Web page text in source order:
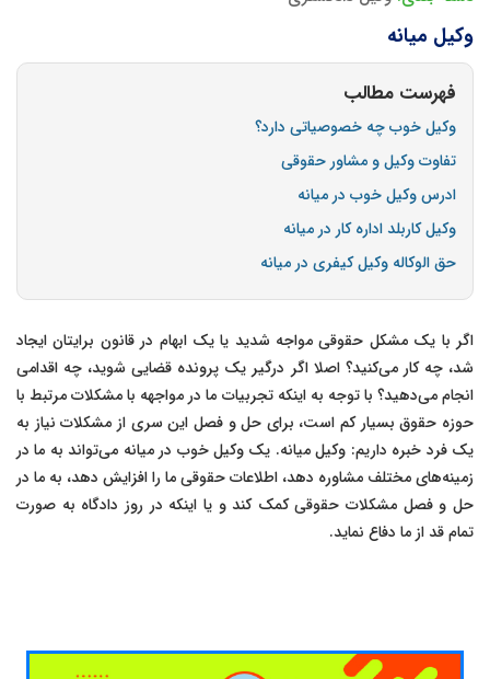
وکیل میانه
فهرست مطالب
وکیل خوب چه خصوصیاتی دارد؟
تفاوت وکیل و مشاور حقوقی
ادرس وکیل خوب در میانه
وکیل کاربلد اداره کار در میانه
حق الوکاله وکیل کیفری در میانه
اگر با یک مشکل حقوقی مواجه شدید یا یک ابهام در قانون برایتان ایجاد
شد، چه کار می‌کنید؟ اصلا اگر درگیر یک پرونده قضایی شوید، چه اقدامی
انجام می‌دهید؟ با توجه به اینکه تجربیات ما در مواجهه با مشکلات مرتبط با
حوزه حقوق بسیار کم است، برای حل و فصل این سری از مشکلات نیاز به
یک فرد خبره داریم: وکیل میانه. یک وکیل خوب در میانه می‌تواند به ما در
زمینه‌های مختلف مشاوره دهد، اطلاعات حقوقی ما را افزایش دهد، به ما در
حل و فصل مشکلات حقوقی کمک کند و یا اینکه در روز دادگاه به صورت
تمام قد از ما دفاع نماید.